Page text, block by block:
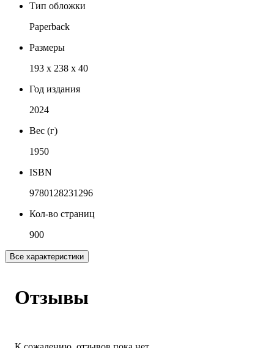
Тип обложки
Paperback
Размеры
193 x 238 x 40
Год издания
2024
Вес (г)
1950
ISBN
9780128231296
Кол-во страниц
900
Все характеристики
Отзывы